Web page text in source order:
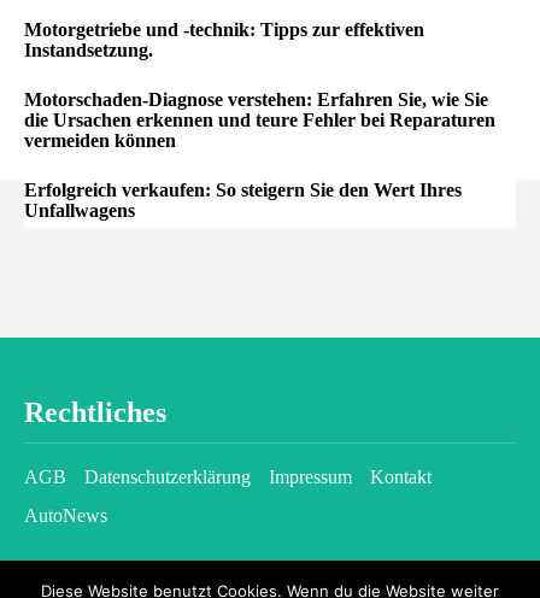
Motorgetriebe und -technik: Tipps zur effektiven
Instandsetzung.
Motorschaden-Diagnose verstehen: Erfahren Sie, wie Sie
die Ursachen erkennen und teure Fehler bei Reparaturen
vermeiden können
Erfolgreich verkaufen: So steigern Sie den Wert Ihres
Unfallwagens
Rechtliches
AGB Datenschutzerklärung Impressum
Kontakt
AutoNews
Diese Website benutzt Cookies. Wenn du die Website weiter